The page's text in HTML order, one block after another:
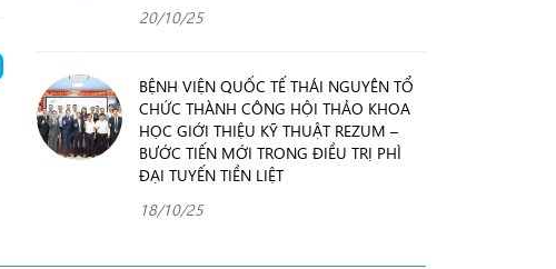
20/10/25
BỆNH VIỆN QUỐC TẾ THÁI NGUYÊN TỔ
CHỨC THÀNH CÔNG HỘI THẢO KHOA
HỌC GIỚI THIỆU KỸ THUẬT REZUM –
BƯỚC TIẾN MỚI TRONG ĐIỀU TRỊ PHÌ
ĐẠI TUYẾN TIỀN LIỆT
18/10/25